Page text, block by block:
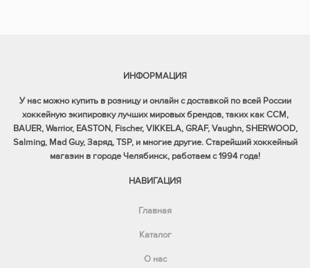
ИНФОРМАЦИЯ
У нас можно купить в розницу и онлайн с доставкой по всей России
хоккейную экипировку лучших мировых брендов, таких как CCM,
BAUER, Warrior, EASTON, Fischer, VIKKELA, GRAF, Vaughn, SHERWOOD,
Salming, Mad Guy, Заряд, TSP, и многие другие. Старейший хоккейный
магазин в городе Челябинск, работаем с 1994 года!
НАВИГАЦИЯ
Главная
Каталог
О нас